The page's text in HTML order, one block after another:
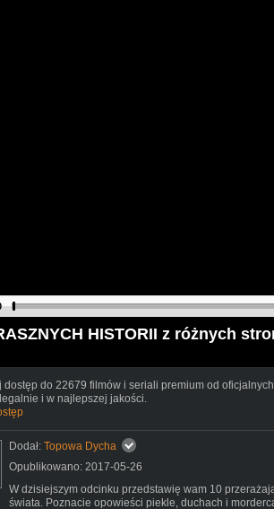
HISTORII z różnych
dostęp do 22679 filmów i seriali premium od
i w najlepszej jakości.
Dodał: Topowa Dycha
Opublikowano: 2017-05-26
W dzisiejszym odcinku przedstawię wam 10
świata. Poznacie opowieści piekle, duchach i